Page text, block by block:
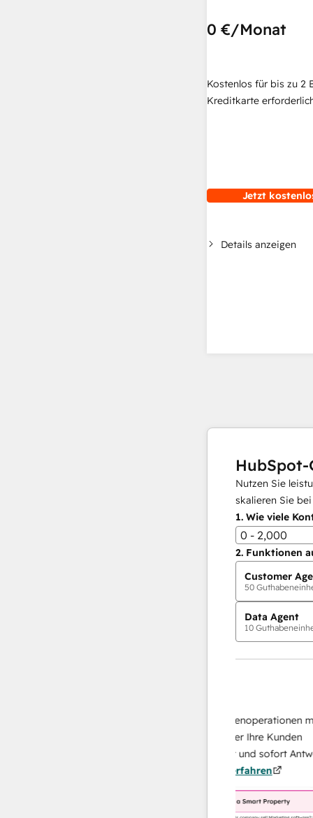
0 €/Monat
Kostenlos für bis zu 2
Kreditkarte
Jetzt
Details anzeigen
HubSpot-
Nutzen Sie
skalieren Sie
1. Wie viele
0 - 2,000
2. Funktionen
Customer
50
Data Agent
10
Skalieren Sie Ihrer Datenoperationen mit
KI-gestützten Agent, der Ihre Kunden
recherchiert, analysiert und sofort Antworten
Mehr erfahren